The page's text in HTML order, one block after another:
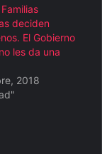
deciden
El Gobierno
les da una
2018